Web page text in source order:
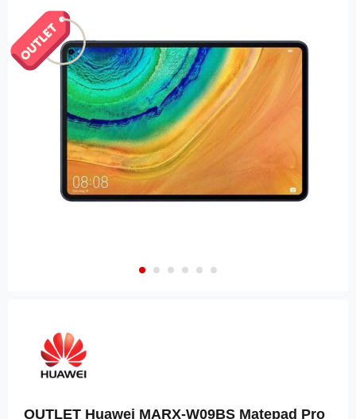
OUTLET Huawei MARX-W09BS Matepad Pro